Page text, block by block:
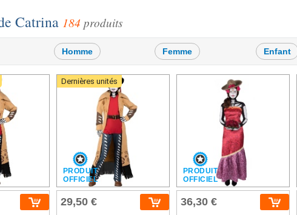
Catrina 184 produits
Homme Femme Enfant
Dernières unités
PRODUIT
OFFICIEL
29,50 €
PRODUIT
OFFICIEL
36,30 €